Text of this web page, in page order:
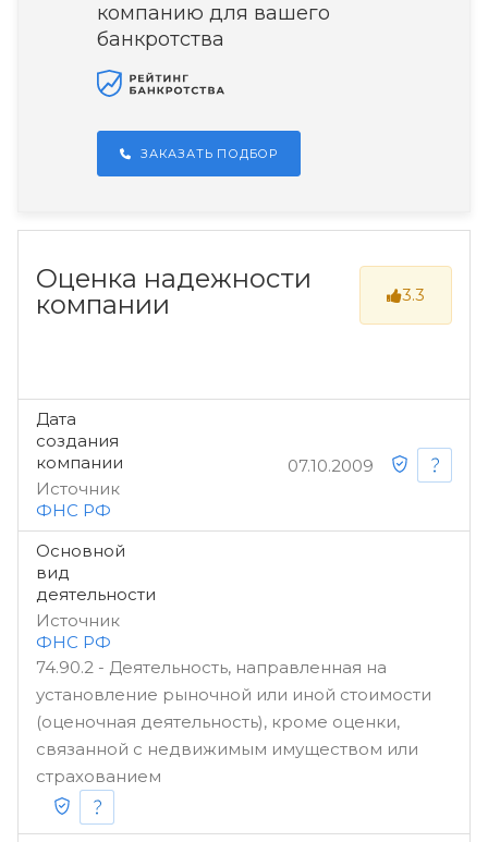
компанию для вашего
банкротства
ЗАКАЗАТЬ ПОДБОР
Оценка надежности
компании
3.3
Дата
создания
компании
Источник
ФНС РФ
07.10.2009
Основной
вид
деятельности
Источник
ФНС РФ
74.90.2 - Деятельность, направленная на
установление рыночной или иной стоимости
(оценочная деятельность), кроме оценки,
связанной с недвижимым имуществом или
страхованием